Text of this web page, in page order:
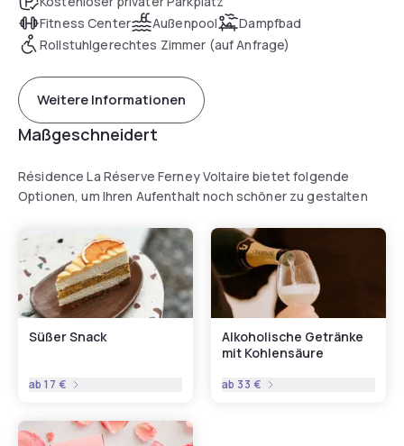
Fitness Center
Außenpool
Dampfbad
Rollstuhlgerechtes Zimmer (auf Anfrage)
Weitere Informationen
Maßgeschneidert
Résidence La Réserve Ferney Voltaire bietet folgende
Optionen, um Ihren Aufenthalt noch schöner zu gestalten
Süßer Snack
ab17 €
Alkoholische Getränke
mit Kohlensäure
ab 33 €